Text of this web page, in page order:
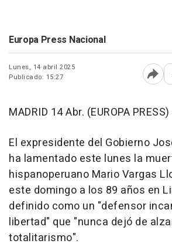
Europa Press Nacional
Lunes, 14 abril 2025
Publicado: 15:27
MADRID 14 Abr. (EUROPA PRESS)
El expresidente del Gobierno
ha lamentado este lunes la
hispanoperuano Mario Vargas
este domingo a los 89 años en
definido como un "defensor
libertad" que "nunca dejó de
totalitarismo".